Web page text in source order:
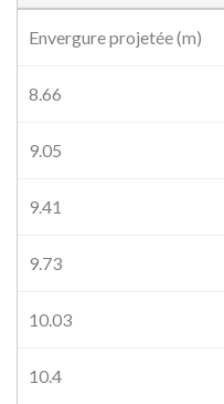
Envergure projetée (m)
8.66
9.05
9.41
9.73
10.03
10.4